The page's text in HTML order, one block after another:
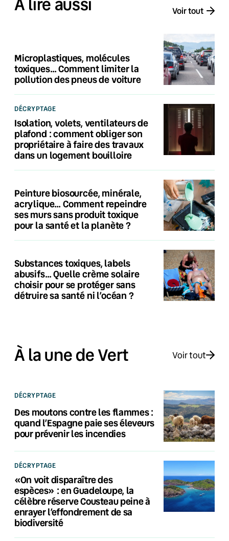
Voir tout
Microplastiques, molécules
toxiques… Comment limiter la
pollution des pneus de voiture
DÉCRYPTAGE
Isolation, volets, ventilateurs de
plafond : comment obliger son
propriétaire à faire des travaux
dans un logement bouilloire
Peinture biosourcée, minérale,
acrylique… Comment repeindre
ses murs sans produit toxique
pour la santé et la planète ?
Substances toxiques, labels
abusifs… Quelle crème solaire
choisir pour se protéger sans
détruire sa santé ni l’océan ?
À la une de Vert Voir tout
DÉCRYPTAGE
Des moutons contre les flammes :
quand l’Espagne paie ses éleveurs
pour prévenir les incendies
DÉCRYPTAGE
«On voit disparaître des
espèces» : en Guadeloupe, la
célèbre réserve Cousteau peine à
enrayer l’effondrement de sa
biodiversité